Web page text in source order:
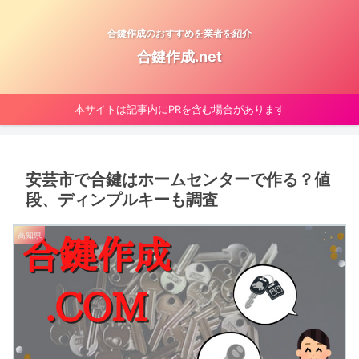
合鍵作成のおすすめを業者を紹介
合鍵作成.net
本サイトは記事内にPRを含む場合があります
安芸市で合鍵はホームセンターで作る？値
段、ディンプルキーも調査
高知県